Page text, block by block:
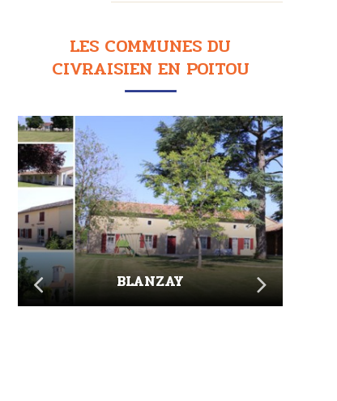
LES COMMUNES DU
CIVRAISIEN EN POITOU
BLANZAY